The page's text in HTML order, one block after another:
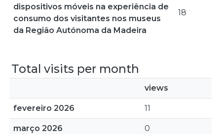
dispositivos móveis na experiência de
consumo dos visitantes nos museus
da Região Autónoma da Madeira
18
Total visits per month
views
fevereiro 2026 11
março 2026 0